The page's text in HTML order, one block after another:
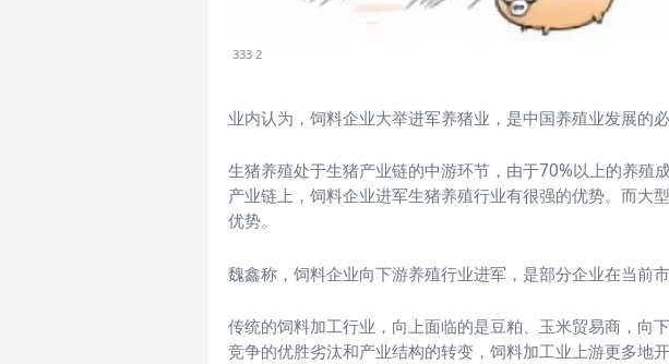
333 2
业内认为，饲料企业大举进军养猪业，是中国养殖业发展的
生猪养殖处于生猪产业链的中游环节，由于70%以上的养殖
产业链上，饲料企业进军生猪养殖行业有很强的优势。而大
优势。
魏鑫称，饲料企业向下游养殖行业进军，是部分企业在当前
传统的饲料加工行业，向上面临的是豆粕、玉米贸易商，向
竞争的优胜劣汰和产业结构的转变，饲料加工业上游更多地